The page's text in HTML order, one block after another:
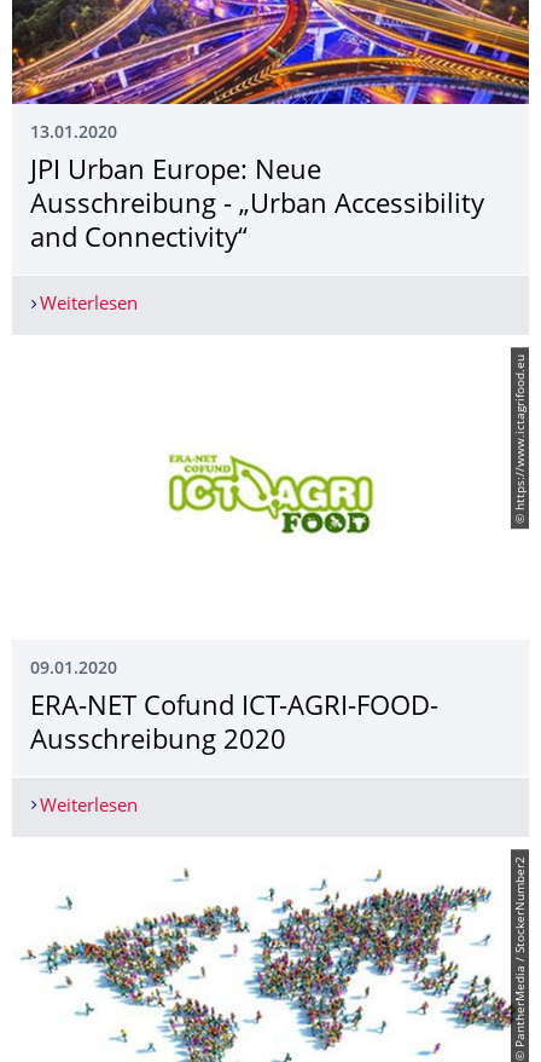
13.01.2020
JPI Urban Europe: Neue
Ausschreibung - „Urban Accessibility
and Connectivity“
Weiterlesen
© https://www.ictagrifood.eu
09.01.2020
ERA-NET Cofund ICT-AGRI-FOOD-
Ausschreibung 2020
Weiterlesen
© PantherMedia / StockerNumber2